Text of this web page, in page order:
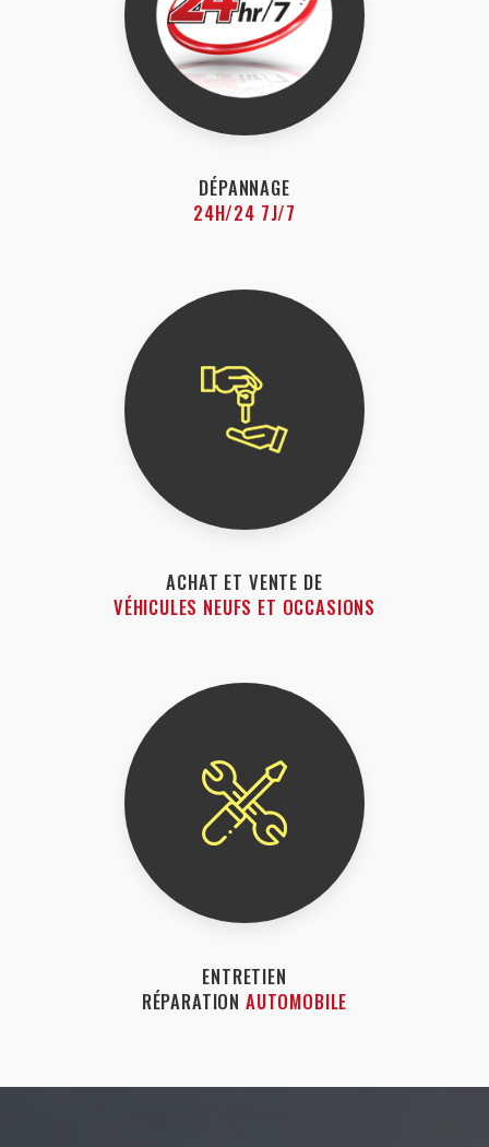
DÉPANNAGE
24H/24 7J/7
ACHAT ET VENTE DE
VÉHICULES NEUFS ET OCCASIONS
ENTRETIEN
RÉPARATION AUTOMOBILE